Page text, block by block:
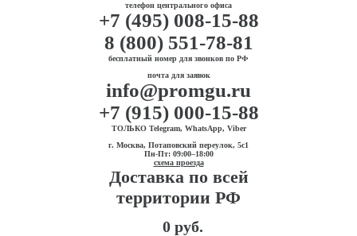
телефон центрального офиса
+7 (495) 008-15-88
8 (800) 551-78-81
бесплатный номер для звонков по РФ
почта для заявок
info@promgu.ru
+7 (915) 000-15-88
ТОЛЬКО Telegram, WhatsApp, Viber
г. Москва, Потаповский переулок, 5с1
Пн-Пт: 09:00–18:00
схема проезда
Доставка по всей
территории РФ
0 руб.